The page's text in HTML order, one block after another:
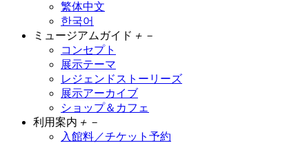
繁体中文
한국어
ミュージアムガイド ＋ －
コンセプト
展示テーマ
レジェンドストーリーズ
展示アーカイブ
ショップ＆カフェ
利用案内 ＋ －
入館料／チケット予約